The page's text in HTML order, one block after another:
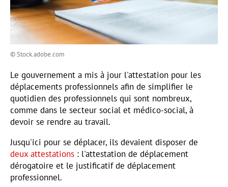
© Stock.adobe.com
Le gouvernement a mis à jour l'attestation pour les
déplacements professionnels afin de simplifier le
quotidien des professionnels qui sont nombreux,
comme dans le secteur social et médico-social, à
devoir se rendre au travail.
Jusqu'ici pour se déplacer, ils devaient disposer de
deux attestations : l'attestation de déplacement
dérogatoire et le justificatif de déplacement
professionnel.